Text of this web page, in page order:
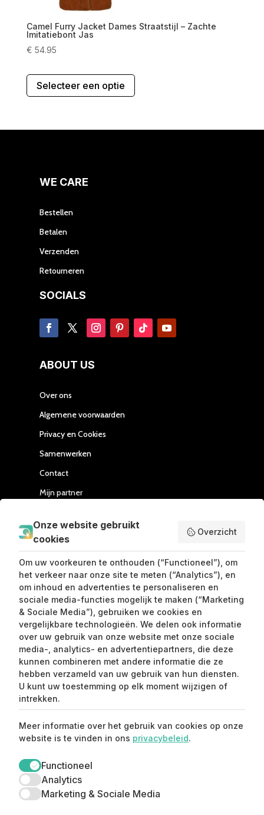
Camel Furry Jacket Dames Straatstijl – Zachte
Imitatiebont Jas
€ 54.95
Selecteer een optie
heeft
WE CARE
Bestellen
Betalen
Verzenden
Retourneren
SOCIALS
ABOUT US
Over ons
Algemene voorwaarden
Privacy en Cookies
Samenwerken
Contact
Mijn partner
SEND ME LOVE LETTERS
Claim mijn 15%
korting ⚡️
eerste aankoop.
Onze website gebruikt
cookies
Overzicht
Om uw voorkeuren te onthouden (“Functioneel”), om
het verkeer naar onze site te meten (“Analytics”), en
om inhoud en advertenties te personaliseren en
sociale media-functies mogelijk te maken (“Marketing
& Sociale Media”), gebruiken we cookies en
vergelijkbare technologieën. We delen ook informatie
over uw gebruik van onze website met onze sociale
media-, analytics- en advertentiepartners, die deze
kunnen combineren met andere informatie die ze
hebben verzameld van uw gebruik van hun diensten.
U kunt uw toestemming op elk moment wijzigen of
intrekken.
Meer informatie over het gebruik van cookies op onze
website is te vinden in ons privacybeleid.
Functioneel
Analytics
Marketing & Sociale Media